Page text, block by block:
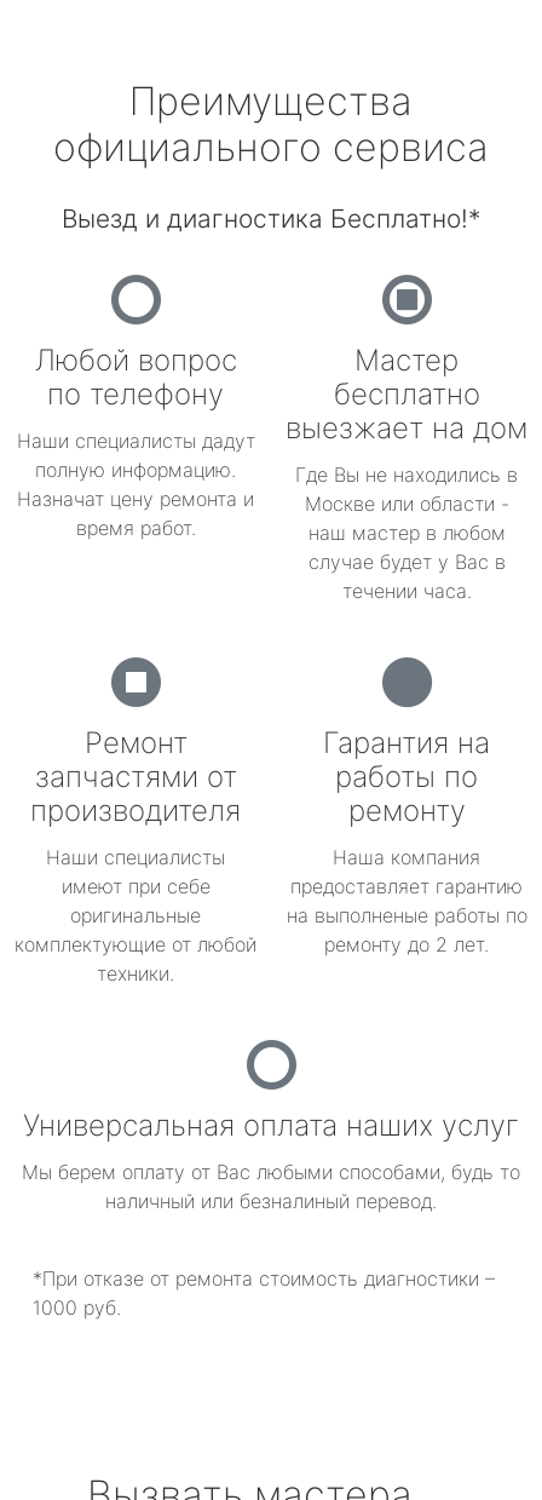
Преимущества
официального сервиса
Выезд и диагностика Бесплатно!*
Любой вопрос
по телефону
Наши специалисты дадут
полную информацию.
Назначат цену ремонта и
время работ.
Мастер
бесплатно
выезжает на дом
Где Вы не находились в
Москве или области -
наш мастер в любом
случае будет у Вас в
течении часа.
Ремонт
запчастями от
производителя
Наши специалисты
имеют при себе
оригинальные
комплектующие от любой
техники.
Гарантия на
работы по
ремонту
Наша компания
предоставляет гарантию
на выполненые работы по
ремонту до 2 лет.
Универсальная оплата наших услуг
Мы берем оплату от Вас любыми способами, будь то
наличный или безналиный перевод.
*При отказе от ремонта стоимость диагностики –
1000 руб.